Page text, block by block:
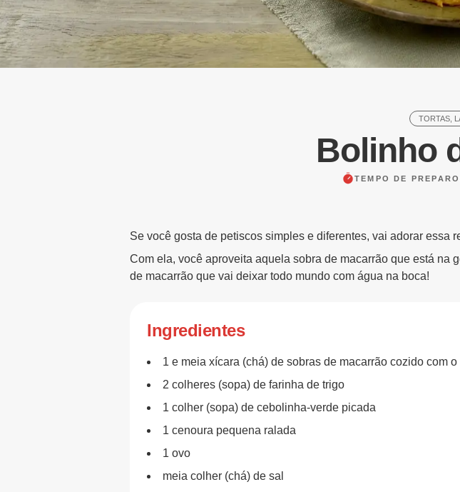
TORTAS,
Bolinho
TEMPO DE
Se você gosta de petiscos simples e diferentes, vai adorar essa
Com ela, você aproveita aquela sobra de macarrão que está na
de macarrão que vai deixar todo mundo com água na boca!
Ingredientes
1 e meia xícara (chá) de sobras de macarrão cozido com
2 colheres (sopa) de farinha de trigo
1 colher (sopa) de cebolinha-verde picada
1 cenoura pequena ralada
1 ovo
meia colher (chá) de sal